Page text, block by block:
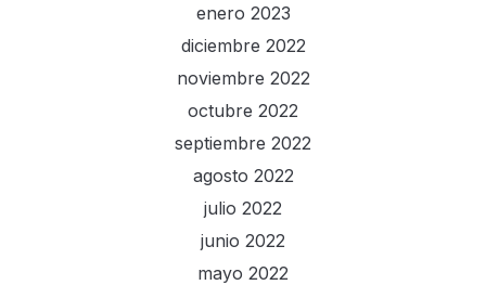
enero 2023
diciembre 2022
noviembre 2022
octubre 2022
septiembre 2022
agosto 2022
julio 2022
junio 2022
mayo 2022